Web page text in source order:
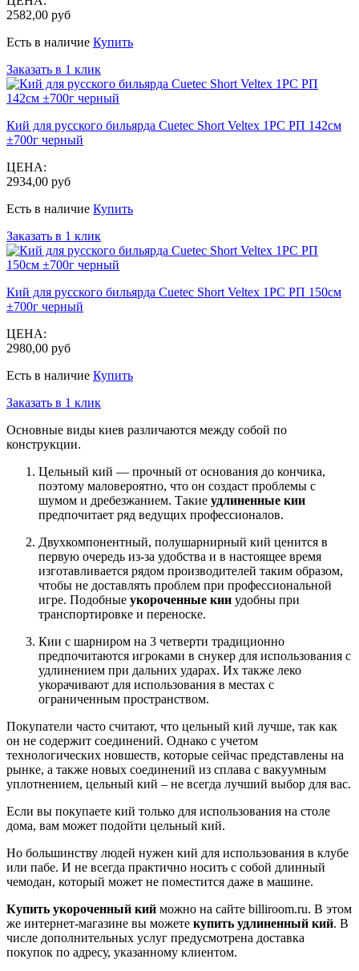
2582,00 руб
Есть в наличие Купить
Заказать в 1 клик
Кий для русского бильярда Cuetec Short Veltex 1РС РП 142см
±700г черный
ЦЕНА:
2934,00 руб
Есть в наличие Купить
Заказать в 1 клик
Кий для русского бильярда Cuetec Short Veltex 1РС РП 150см
±700г черный
ЦЕНА:
2980,00 руб
Есть в наличие Купить
Заказать в 1 клик
Основные виды киев различаются между собой по
конструкции.
Цельный кий — прочный от основания до кончика,
поэтому маловероятно, что он создаст проблемы с
шумом и дребезжанием. Такие удлиненные кии
предпочитает ряд ведущих профессионалов.
Двухкомпонентный, полушарнирный кий ценится в
первую очередь из-за удобства и в настоящее время
изготавливается рядом производителей таким образом,
чтобы не доставлять проблем при профессиональной
игре. Подобные укороченные кии удобны при
транспортировке и переноске.
Кии с шарниром на 3 четверти традиционно
предпочитаются игроками в снукер для использования с
удлинением при дальних ударах. Их также леко
укорачивают для использования в местах с
ограниченным пространством.
Покупатели часто считают, что цельный кий лучше, так как
он не содержит соединений. Однако с учетом
технологических новшеств, которые сейчас представлены на
рынке, а также новых соединений из сплава с вакуумным
уплотнением, цельный кий – не всегда лучший выбор для вас.
Если вы покупаете кий только для использования на столе
дома, вам может подойти цельный кий.
Но большинству людей нужен кий для использования в клубе
или пабе. И не всегда практично носить с собой длинный
чемодан, который может не поместится даже в машине.
Купить укороченный кий можно на сайте billiroom.ru. В этом
же интернет-магазине вы можете купить удлиненный кий. В
числе дополнительных услуг предусмотрена доставка
покупок по адресу, указанному клиентом.